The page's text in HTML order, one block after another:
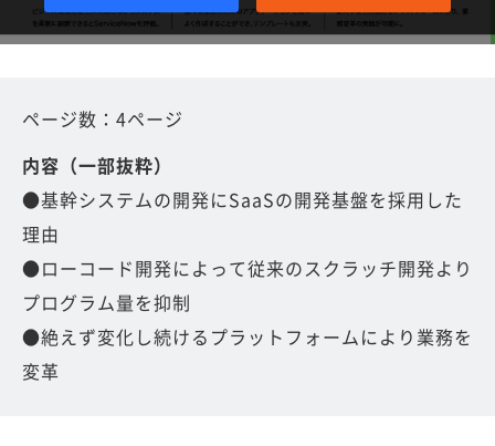
ページ数：4ページ
内容（一部抜粋）
●基幹システムの開発にSaaSの開発基盤を採用した
理由
●ローコード開発によって従来のスクラッチ開発より
プログラム量を抑制
●絶えず変化し続けるプラットフォームにより業務を
変革